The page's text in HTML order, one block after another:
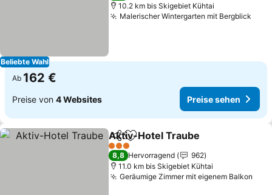
Beliebte Wahl
10.2 km bis Skigebiet Kühtai
Malerischer Wintergarten mit Bergblick
Ab 162 €
Preise von 4 Websites Preise sehen
TeilenZu Favoriten hinzufügen
Aktiv-Hotel Traube
3 Sterne
8,8 Hervorragend
962
11.0 km bis Skigebiet Kühtai
Geräumige Zimmer mit eigenem Balkon